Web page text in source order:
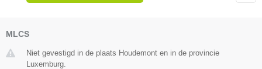
MLCS
Niet gevestigd in de plaats Houdemont en in de provincie
Luxemburg.